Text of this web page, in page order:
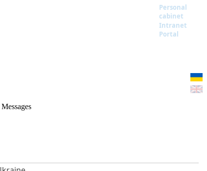
Personal
cabinet
Intranet
Portal
Messages